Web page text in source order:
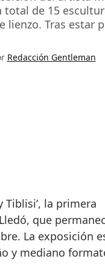
de 15
lienzo. Tras estar
Redacción Gentleman
que
La exposición
y mediano